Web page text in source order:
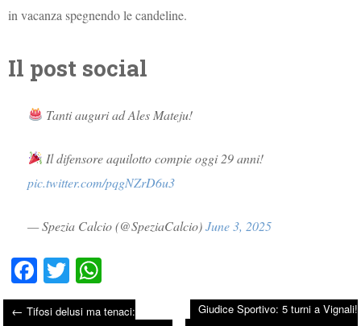
in vacanza spegnendo le candeline.
Il post social
Tanti auguri ad Ales Mateju!
Il difensore aquilotto compie oggi 29 anni!
pic.twitter.com/pqgNZrD6u3
— Spezia Calcio (@SpeziaCalcio)June 3, 2025
Fa
ce
T
wiha
← Tifosi delusi ma tenaci:
Giudice Sportivo: 5 turni a Vignali!